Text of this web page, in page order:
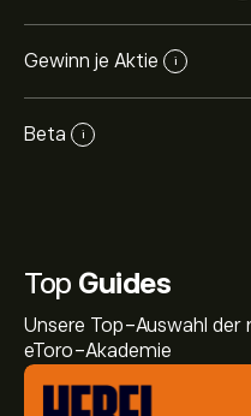
Gewinn je Aktie i
Beta i
Top Guides
Unsere Top-Auswahl
eToro-Akademie